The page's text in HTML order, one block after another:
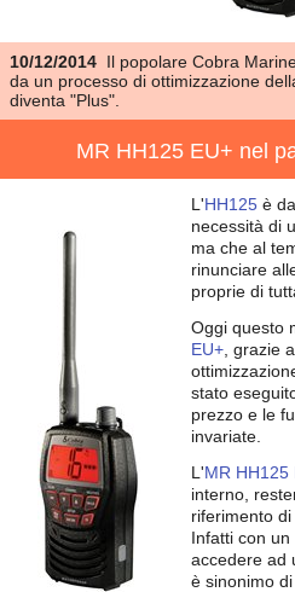
10/12/2014 Il popolare Cobra
da un processo di ottimizzazione
diventa "Plus".
MR HH125 EU+ nel
L'HH125 è
necessità di
ma che al
rinunciare
proprie di
Oggi questo
EU+ , grazie
stato
prezzo e le
invariate.
L'MR HH125
interno,
riferimento
Infatti con
accedere ad
è sinonimo